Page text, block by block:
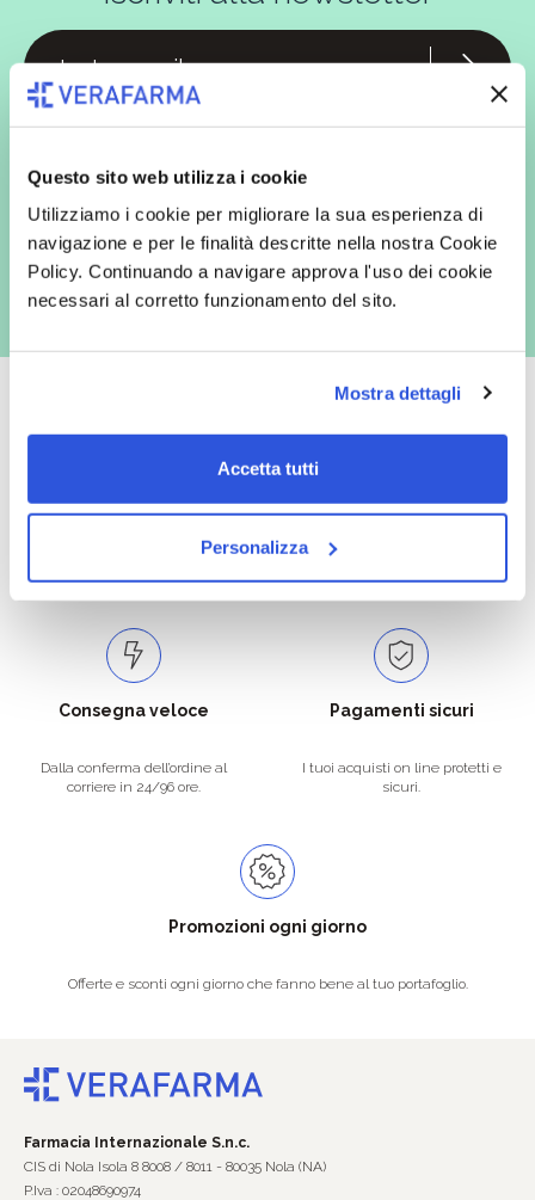
Questo sito web utilizza i cookie
Utilizziamo i cookie per migliorare la sua esperienza di
navigazione e per le finalità descritte nella nostra Cookie
Policy. Continuando a navigare approva l'uso dei cookie
necessari al corretto funzionamento del sito.
Mostra dettagli
Accetta tutti
Personalizza
commerciali da parte di Verafarma, tra cui invio di comunicazioni
marketing (con modalità telematiche - quali ad es. newsletter ed e-mail
con inviti e comunicazioni commerciali - e modalità tradizionali, quali ad
Oltre 50.000 prodotti
per soddisfare tutte le esigenze.
Spedizione gratuita
la spedizione la regaliamo noi.
Consegna veloce
Dalla conferma dell’ordine al
corriere in 24/96 ore.
Pagamenti sicuri
I tuoi acquisti on line protetti e
sicuri.
Promozioni ogni giorno
Offerte e sconti ogni giorno che fanno bene al tuo portafoglio.
Farmacia Internazionale S.n.c.
CIS di Nola Isola 8 8008 / 8011 - 80035 Nola (NA)
P.Iva : 02048690974